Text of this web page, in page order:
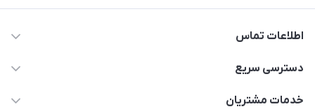
اطلاعات تماس
09021000855
دسترسی سریع
حساب کاربری
خدمات مشتریان